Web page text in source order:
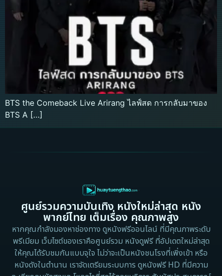
BTS the Comeback Live Arirang ไลฟ์สด การกลับมาของ
BTS A […]
ศูนย์รวมความบันเทิง หนังใหม่ล่าสุด หนัง
พากย์ไทย เต็มเรื่อง คุณภาพสูง
หากคุณกำลังมองหาช่องทาง ดูหนังฟรีออนไลน์ ที่มีคุณภาพระดับ
พรีเมียม เว็บไซต์ของเราคือศูนย์รวม หนังดูฟรี ที่อัปเดตใหม่ล่าสุด
ให้คุณได้รับชมกันแบบจุใจ ไม่ว่าจะเป็นหนังชนโรงที่เพิ่งเข้า หรือ
หนังดังในตำนาน เราจัดเตรียมระบบการ ดูหนังฟรี HD ที่มีความ